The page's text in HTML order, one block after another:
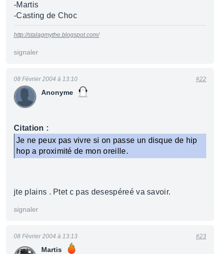
-Martis
-Casting de Choc
http://stalagmythe.blogspot.com/
signaler
Anonyme
08 Février 2004 à 13:10 #22
Citation :
Je ne peux pas vivre si on passe un disque de hip
hop a proximité de mon oreille.
jte plains . Ptet c pas desespéreé va savoir.
signaler
Martis
08 Février 2004 à 13:13 #23